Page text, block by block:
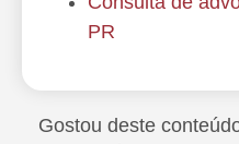
Gostou deste
PR